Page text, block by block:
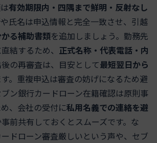
有効期限内・四隅まで鮮明・反射なし
氏名は申込情報と完全一致させ、引越
る補助書類を追加しましょう。勤務先
結するため、 正式名称・代表電話・内
の再審査は、目安として最短翌日から
。重複申込は審査の妨げになるため避
ン銀行カードローン在籍確認は原則事
、会社の受付に私用名義での連絡を避
前共有しておくとスムーズです。な
ドローン審査厳しいという声や、セブ